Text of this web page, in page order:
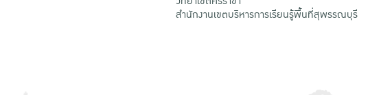
สำนักงานเขตบริหารการเรียนรู้พื้นที่สุพรรณบุรี